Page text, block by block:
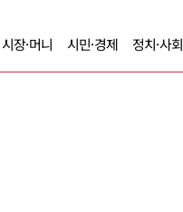
시장·머니 시민·경제 정치·사회